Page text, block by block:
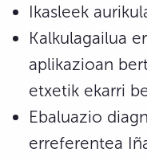
Ikasleek
Kalkulagailua
aplikazioan
etxetik ekarri
Ebaluazio
erreferentea